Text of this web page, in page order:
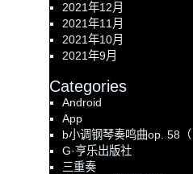
2021年12月
2021年11月
2021年10月
2021年9月
Categories
Android
App
b小调钢琴奏鸣曲op. 58
G·亨乐出版社
三重奏